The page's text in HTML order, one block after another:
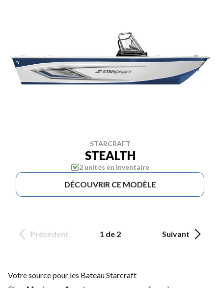
STARCRAFT
STEALTH
2 unités en inventaire
DÉCOUVRIR CE MODÈLE
Précédent 1 de 2 Suivant
Votre source pour les Bateau Starcraft